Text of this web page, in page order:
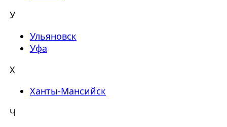
У
Ульяновск
Уфа
Х
Ханты-Мансийск
Ч